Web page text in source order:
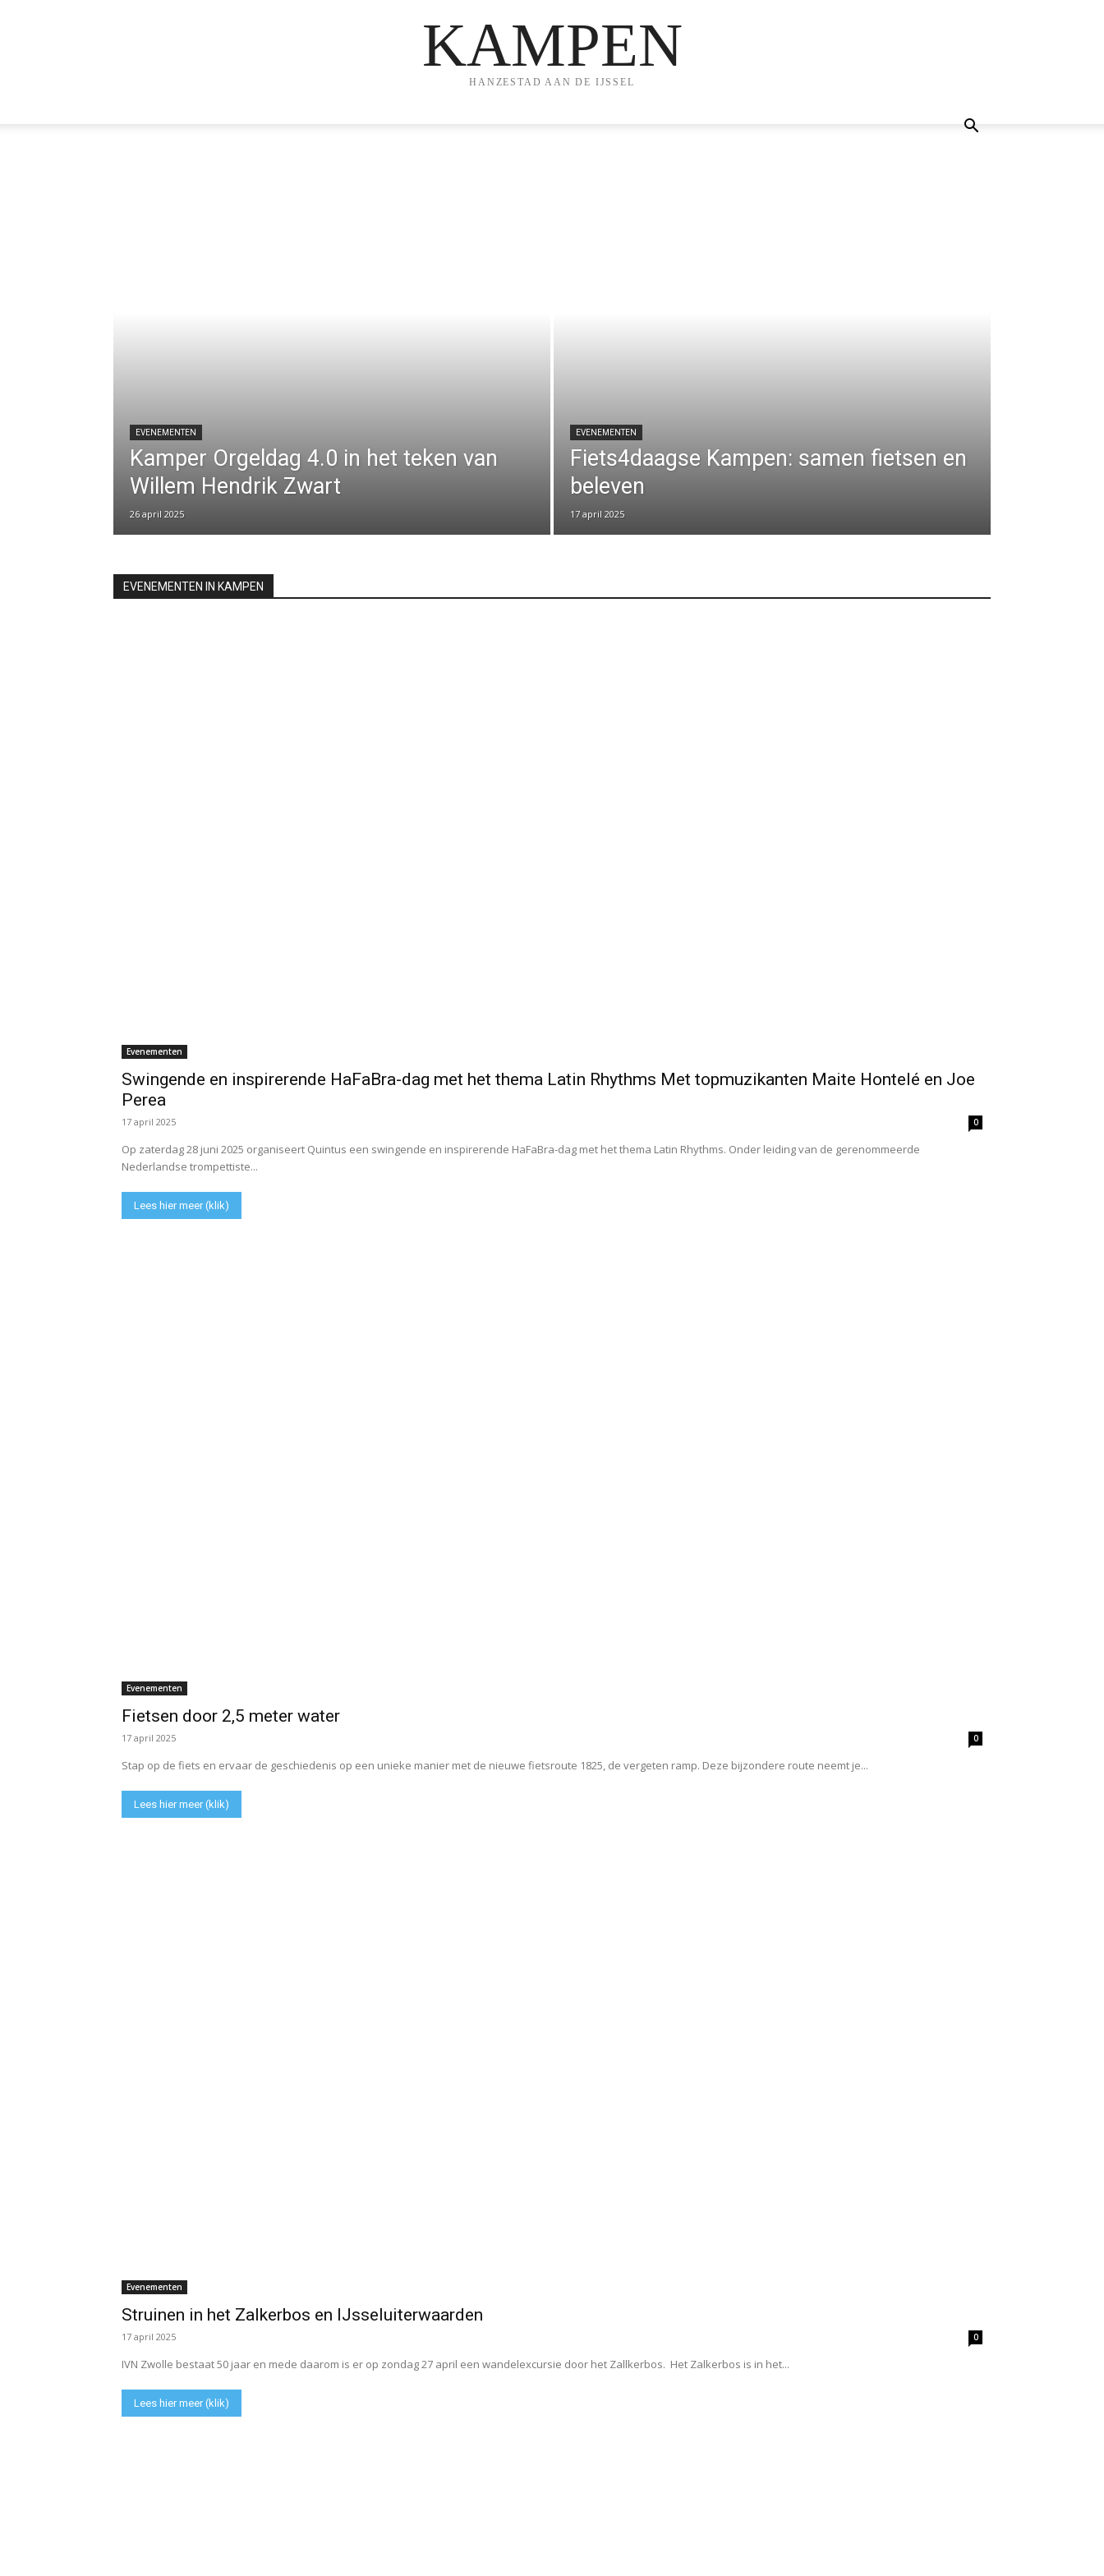
KAMPEN
HANZESTAD AAN DE IJSSEL
EVENEMENTEN
Kamper Orgeldag 4.0 in het teken van
Willem Hendrik Zwart
26 april 2025
EVENEMENTEN
Fiets4daagse Kampen: samen fietsen en
beleven
17 april 2025
EVENEMENTEN IN KAMPEN
Evenementen
Swingende en inspirerende HaFaBra-dag met het thema Latin Rhythms Met topmuzikanten Maite Hontelé en Joe
Perea
17 april 2025 0
Op zaterdag 28 juni 2025 organiseert Quintus een swingende en inspirerende HaFaBra-dag met het thema Latin Rhythms. Onder leiding van de gerenommeerde
Nederlandse trompettiste...
Lees hier meer (klik)
Evenementen
Fietsen door 2,5 meter water
17 april 2025 0
Stap op de fiets en ervaar de geschiedenis op een unieke manier met de nieuwe fietsroute 1825, de vergeten ramp. Deze bijzondere route neemt je...
Lees hier meer (klik)
Evenementen
Struinen in het Zalkerbos en IJsseluiterwaarden
17 april 2025 0
IVN Zwolle bestaat 50 jaar en mede daarom is er op zondag 27 april een wandelexcursie door het Zallkerbos. Het Zalkerbos is in het...
Lees hier meer (klik)